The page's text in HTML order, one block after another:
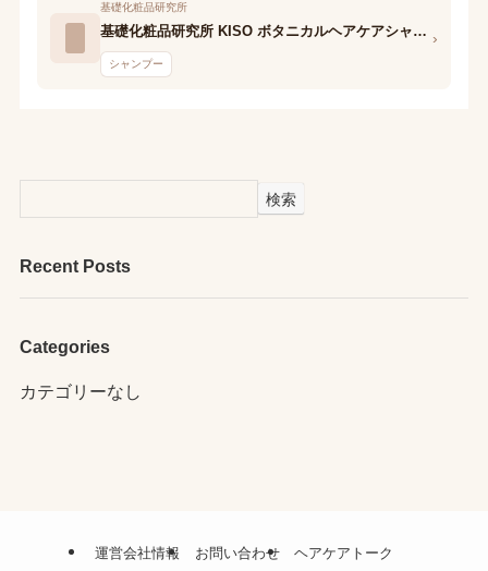
基礎化粧品研究所
基礎化粧品研究所 KISO ボタニカルヘアケアシャンプー モイスト
シャンプー
›
検索
Recent Posts
Categories
カテゴリーなし
運営会社情報 お問い合わせ ヘアケアトーク